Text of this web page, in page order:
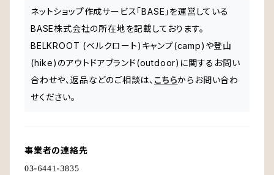
ネットショップ作成サービス「BASE」を運営している
BASE株式会社の所在地を記載しております。
BELKROOT (ベルクロート)キャンプ(camp)や登山
(hike)のアウトドアブランド(outdoor)に関するお問い
合わせや、返品などのご相談は、 こちらからお問い合わ
せください。
事業者の連絡先